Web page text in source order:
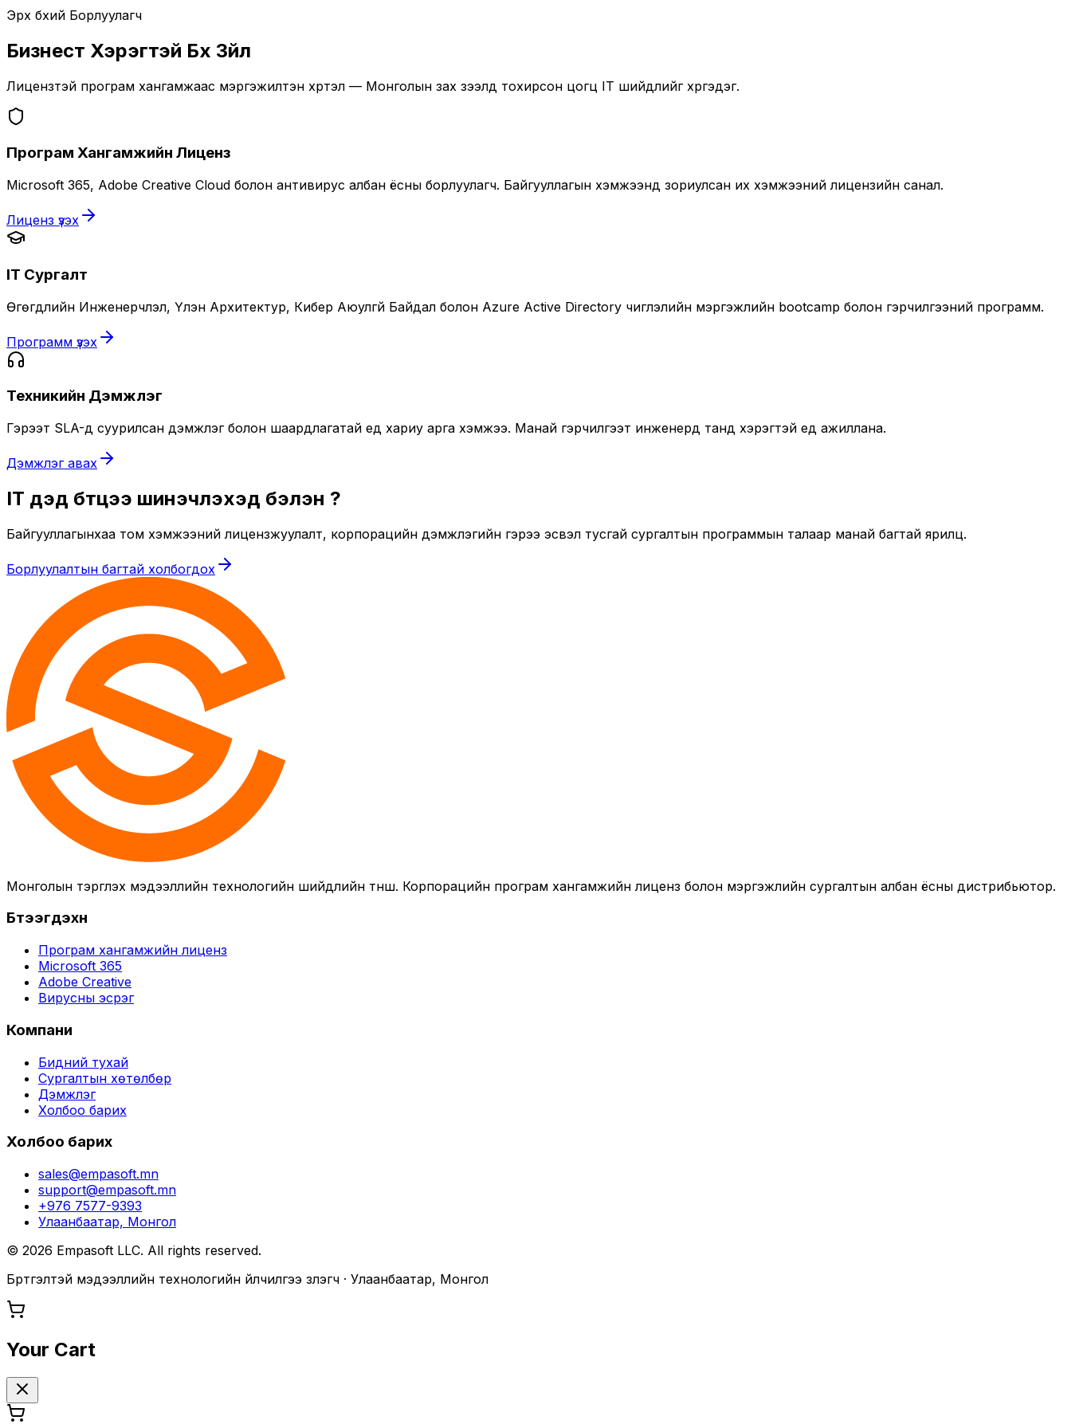
Эрх бүхий Борлуулагч
Бизнест Хэрэгтэй Бүх Зүйл
Лицензтэй програм хангамжаас мэргэжилтэн хүртэл — Монголын зах зээлд тохирсон цогц IT шийдлийг хүргэдэг.
Програм Хангамжийн Лиценз
Microsoft 365, Adobe Creative Cloud болон антивирус албан ёсны борлуулагч. Байгууллагын хэмжээнд зориулсан их хэмжээний лицензийн санал.
Лиценз үзэх
IT Сургалт
Өгөгдлийн Инженерчлэл, Үүлэн Архитектур, Кибер Аюулгүй Байдал болон Azure Active Directory чиглэлийн мэргэжлийн bootcamp болон гэрчилгээний программ.
Программ үзэх
Техникийн Дэмжлэг
Гэрээт SLA-д суурилсан дэмжлэг болон шаардлагатай үед хариу арга хэмжээ. Манай гэрчилгээт инженерүүд танд хэрэгтэй үед ажиллана.
Дэмжлэг авах
IT дэд бүтцээ шинэчлэхэд бэлэн үү?
Байгууллагынхаа том хэмжээний лицензжуулалт, корпорацийн дэмжлэгийн гэрээ эсвэл тусгай сургалтын программын талаар манай багтай ярилц.
Борлуулалтын багтай холбогдох
Монголын тэргүүлэх мэдээллийн технологийн шийдлийн түнш. Корпорацийн програм хангамжийн лиценз болон мэргэжлийн сургалтын албан ёсны дистрибьютор.
Бүтээгдэхүүн
Програм хангамжийн лиценз
Microsoft 365
Adobe Creative
Вирусны эсрэг
Компани
Бидний тухай
Сургалтын хөтөлбөр
Дэмжлэг
Холбоо барих
Холбоо барих
sales@empasoft.mn
support@empasoft.mn
+976 7577-9393
Улаанбаатар, Монгол
© 2026 Empasoft LLC. All rights reserved.
Бүртгэлтэй мэдээллийн технологийн үйлчилгээ үзүүлэгч · Улаанбаатар, Монгол
Your Cart